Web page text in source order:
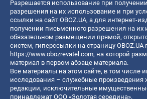
Разрешается использование при
разрешения на их использование и при
ссылки на сайт OBOZ.UA, а для интернет-
получении письменного разрешения на их
обязательном размещении прямой,
систем, гиперссылки на страницу OBOZ.UA
https://www.obozrevatel.com, на которой
материал в первом абзаце материала.
Все материалы на этом сайте, в том числе
исследования – служебные произведения
редакции, исключительные
принадлежат ООО «Золотая середина».